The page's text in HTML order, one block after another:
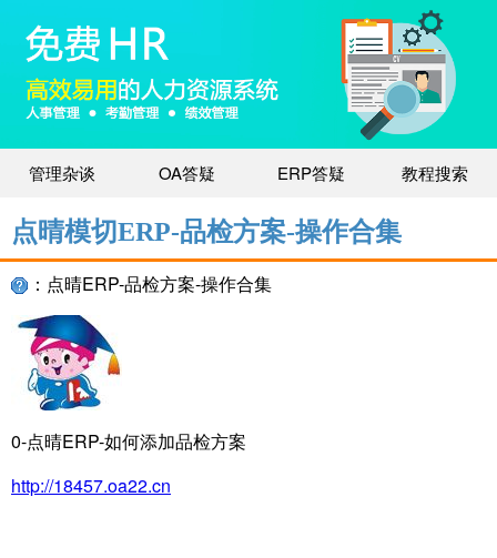
管理杂谈 OA答疑 ERP答疑 教程搜索
点晴模切ERP-品检方案-操作合集
：点晴ERP-品检方案-操作合集
0-点晴ERP-如何添加品检方案
http://18457.oa22.cn